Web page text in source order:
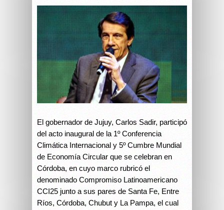
El gobernador de Jujuy, Carlos Sadir, participó
del acto inaugural de la 1º Conferencia
Climática Internacional y 5º Cumbre Mundial
de Economía Circular que se celebran en
Córdoba, en cuyo marco rubricó el
denominado Compromiso Latinoamericano
CCI25 junto a sus pares de Santa Fe, Entre
Ríos, Córdoba, Chubut y La Pampa, el cual